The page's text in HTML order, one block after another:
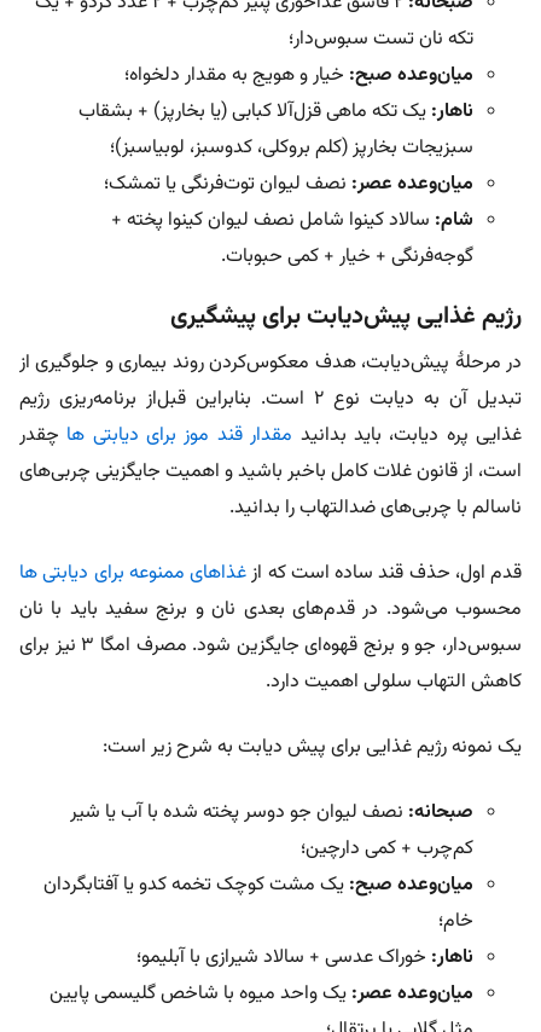
تکه نان تست سبوس‌دار؛
میان‌وعده صبح: خیار و هویج به مقدار دلخواه؛
ناهار: یک تکه ماهی قزل‌آلا کبابی (یا بخارپز) + بشقاب
سبزیجات بخارپز (کلم بروکلی، کدوسبز، لوبیاسبز)؛
میان‌وعده عصر: نصف لیوان توت‌فرنگی یا تمشک؛
شام: سالاد کینوا شامل نصف لیوان کینوا پخته +
گوجه‌فرنگی + خیار + کمی حبوبات.
رژیم غذایی پیش‌دیابت برای پیشگیری
در مرحلۀ پیش‌دیابت، هدف معکوس‌کردن روند بیماری و جلوگیری از
تبدیل آن به دیابت نوع ۲ است. بنابراین قبل‌از برنامه‌ریزی رژیم
غذایی پره دیابت، باید بدانید مقدار قند موز برای دیابتی ها چقدر
است، از قانون غلات کامل باخبر باشید و اهمیت جایگزینی چربی‌های
ناسالم با چربی‌های ضدالتهاب را بدانید.
قدم اول، حذف قند ساده است که ازغذاهای ممنوعه برای دیابتی ها
محسوب می‌شود. در قدم‌های بعدی نان و برنج سفید باید با نان‌
سبوس‌دار، جو و برنج قهوه‌ای جایگزین شود. مصرف امگا ۳ نیز برای
کاهش التهاب سلولی اهمیت دارد.
یک نمونه رژیم غذایی برای پیش دیابت به شرح زیر است:
صبحانه: نصف لیوان جو دوسر پخته شده با آب یا شیر
کم‌چرب + کمی دارچین؛
میان‌وعده صبح: یک مشت کوچک تخمه کدو یا آفتابگردان
خام؛
ناهار: خوراک عدسی + سالاد شیرازی با آبلیمو؛
میان‌وعده عصر: یک واحد میوه با شاخص گلیسمی پایین